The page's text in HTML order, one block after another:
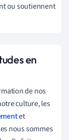
ou soutiennent
en
de nos
culture, les
et
nous sommes